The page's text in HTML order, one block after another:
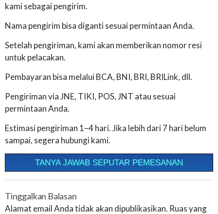
kami sebagai pengirim.
Nama pengirim bisa diganti sesuai permintaan Anda.
Setelah pengiriman, kami akan memberikan nomor resi
untuk pelacakan.
Pembayaran bisa melalui BCA, BNI, BRI, BRILink, dll.
Pengiriman via JNE, TIKI, POS, JNT atau sesuai
permintaan Anda.
Estimasi pengiriman 1–4 hari. Jika lebih dari 7 hari belum
sampai, segera hubungi kami.
TANYA JAWAB SEPUTAR PEMESANAN
Tinggalkan Balasan
Alamat email Anda tidak akan dipublikasikan. Ruas yang